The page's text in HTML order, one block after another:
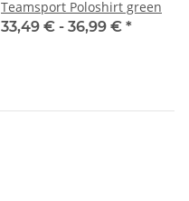
Teamsport Poloshirt green
33,49 € - 36,99 € *